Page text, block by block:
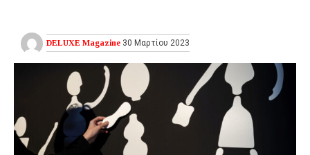
DELUXE Magazine 30 Μαρτίου 2023